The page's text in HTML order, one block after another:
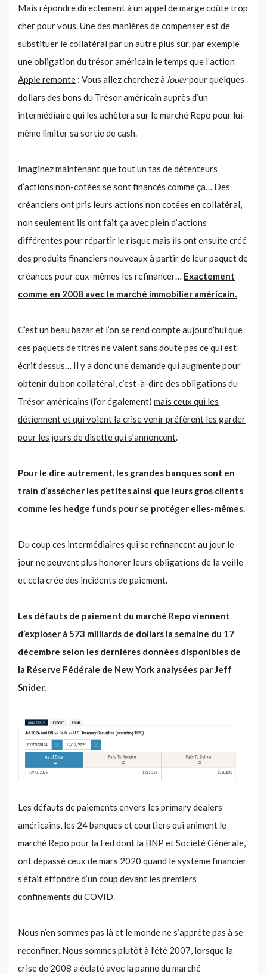
Mais répondre directement à un appel de marge coûte trop
cher pour vous. Une des manières de compenser est de
substituer le collatéral par un autre plus sûr,par exemple
une obligation du trésor américain le temps que l’action
Apple remonte : Vous allez cherchez à louerpour quelques
dollars des bons du Trésor américain auprès d’un
intermédiaire qui les achètera sur le marché Repo pour lui-
même limiter sa sortie de cash.
Imaginez maintenant que tout un tas de détenteurs
d’actions non-cotées se sont financés comme ça… Des
créanciers ont pris leurs actions non cotées en collatéral,
non seulement ils ont fait ça avec plein d’actions
différentes pour répartir le risque mais ils ont ensuite créé
des produits financiers nouveaux à partir de leur paquet de
créances pour eux-mêmes les refinancer… Exactement
comme en 2008 avec le marché immobilier américain.
C’est un beau bazar et l’on se rend compte aujourd’hui que
ces paquets de titres ne valent sans doute pas ce qui est
écrit dessus… Il y a donc une demande qui augmente pour
obtenir du bon collatéral, c’est-à-diredes obligations du
Trésor américains (l’or également) mais ceux qui les
détiennent et qui voient la crise venir préfèrent les garder
pour les jours de disette qui s’annoncent.
Pour le dire autrement, les grandes banques sont en
train d’assécher les petites ainsi que leurs gros clients
comme les hedge funds pour se protéger elles-mêmes.
Du coup ces intermédiaires qui se refinancent au jour le
jour ne peuvent plus honorer leurs obligations de la veille
et cela crée des incidents de paiement.
Les défauts de paiement du marché Repo viennent
d’exploser à 573 milliards de dollars la semaine du 17
décembre selon les dernières données disponibles de
la Réserve Fédérale de New York analysées par Jeff
Snider.
Les défauts de paiements envers les primary dealers
américains, les 24 banques et courtiers qui animent le
marché Repo pour la Fed dont la BNP et Société Générale,
ont dépassé ceux de mars 2020 quand le système financier
s’était effondré d’un coup devant les premiers
confinements du COVID.
Nous n’en sommes pas là et le monde ne s’apprête pas à se
reconfiner. Nous sommes plutôt à l’été 2007, lorsque la
crise de 2008 a éclaté avec la panne du marché